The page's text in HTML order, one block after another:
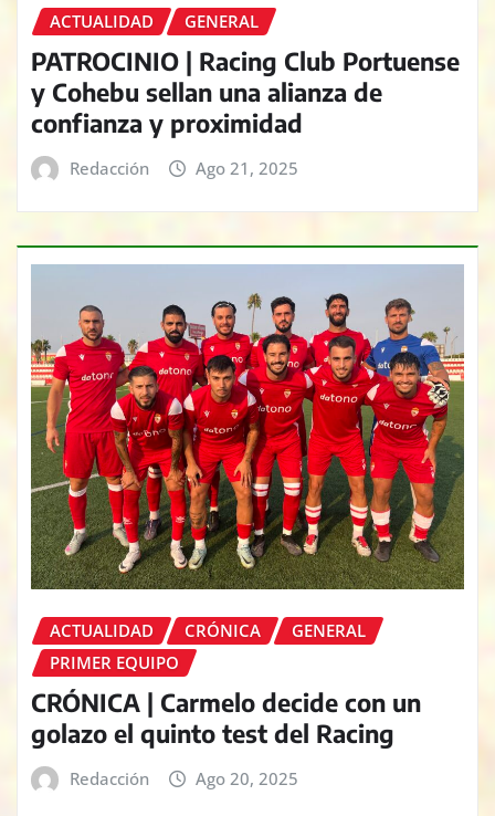
ACTUALIDAD GENERAL
PATROCINIO | Racing Club Portuense
y Cohebu sellan una alianza de
confianza y proximidad
Redacción Ago 21, 2025
ACTUALIDAD CRÓNICA
GENERAL
PRIMER EQUIPO
CRÓNICA | Carmelo decide con un
golazo el quinto test del Racing
Redacción Ago 20, 2025